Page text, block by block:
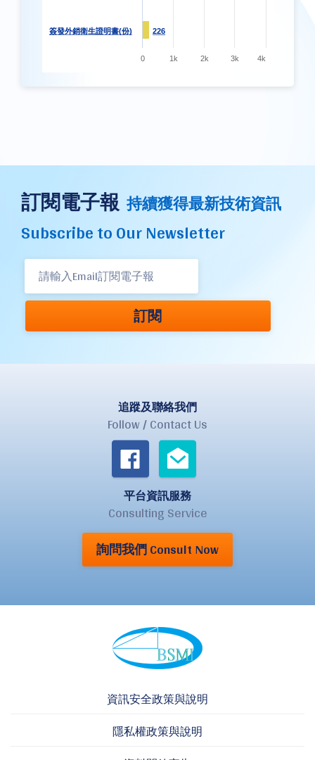
226
226
簽發外銷衛生證明書(份)
0 1k 2k 3k 4k
訂閱電子報 持續獲得最新技術資訊
Subscribe to Our Newsletter
訂閱
追蹤及聯絡我們
Follow / Contact Us
平台資訊服務
Consulting Service
詢問我們 Consult Now
資訊安全政策與說明
隱私權政策與說明